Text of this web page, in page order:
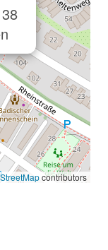
contributors